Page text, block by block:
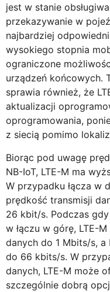
jest w stanie
przekazywanie w
najbardziej
wysokiego stopnia
ograniczone
urządzeń końcowych.
sprawia również, że
aktualizacji
oprogramowania,
z siecią pomimo
Biorąc pod uwagę
NB-IoT, LTE-M ma
W przypadku łącza w
prędkość transmisji
26 kbit/s. Podczas
w łączu w górę, LTE-
danych do 1 Mbits/s,
do 66 kbits/s. W
danych, LTE-M może
szczególnie dobrą